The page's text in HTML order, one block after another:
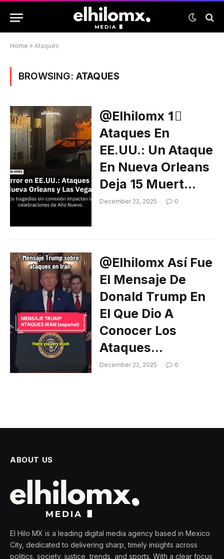
Home » Ataques
BROWSING: ATAQUES
@elhilomx 1⃣
Ataques En
EE.UU.: Un Ataque
En Nueva Orleans
Deja 15 Muert…
December 22, 2025 0
@elhilomx Así Fue
El Mensaje De
Donald Trump En
El Que Dio A
Conocer Los
Ataques…
December 22, 2025 0
ABOUT US
El Hilo MX is a leading digital media agency based in Mexico
City, dedicated to delivering sharp, timely insights across
politics, society, justice, trends, and sports. With a clear focus